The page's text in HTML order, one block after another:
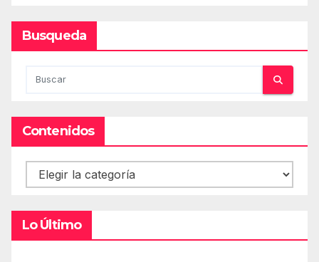
Busqueda
Contenidos
Contenidos
Lo Último